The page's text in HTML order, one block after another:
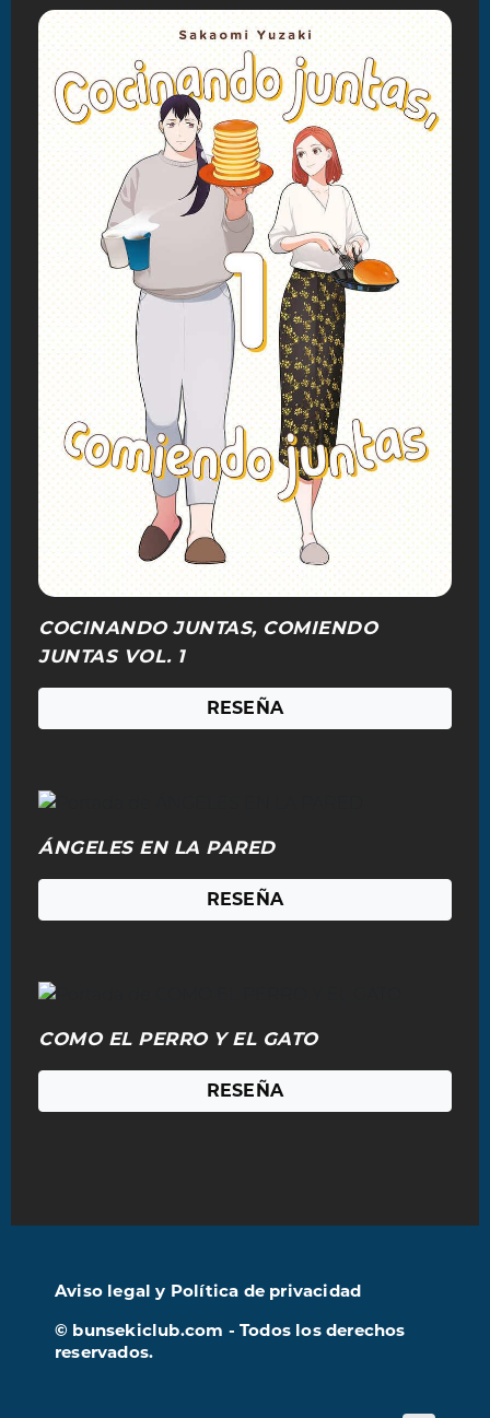
COCINANDO JUNTAS, COMIENDO
JUNTAS VOL. 1
RESEÑA
ÁNGELES EN LA PARED
RESEÑA
COMO EL PERRO Y EL GATO
RESEÑA
Aviso legal y Política de privacidad
© bunsekiclub.com - Todos los derechos
reservados.